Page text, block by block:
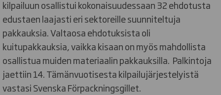
kilpailuun osallistui kokonaisuudessaan 32 ehdotusta
edustaen laajasti eri sektoreille suunniteltuja
pakkauksia. Valtaosa ehdotuksista oli
kuitupakkauksia, vaikka kisaan on myös mahdollista
osallistua muiden materiaalin pakkauksilla. Palkintoja
jaettiin 14. Tämänvuotisesta kilpailujärjestelyistä
vastasi Svenska Förpackningsgillet.